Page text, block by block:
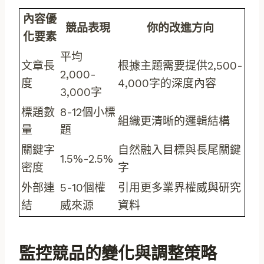
內容優
化要素
競品表現 你的改進方向
文章長
度
平均
2,000-
3,000字
根據主題需要提供2,500-
4,000字的深度內容
標題數
量
8-12個小標
題
組織更清晰的邏輯結構
關鍵字
密度
1.5%-2.5%
自然融入目標與長尾關鍵
字
外部連
結
5-10個權
威來源
引用更多業界權威與研究
資料
監控競品的變化與調整策略